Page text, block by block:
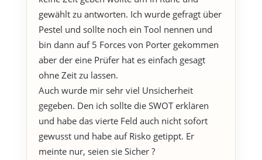
gewählt zu antworten. Ich wurde gefragt über
Pestel und sollte noch ein Tool nennen und
bin dann auf 5 Forces von Porter gekommen
aber der eine Prüfer hat es einfach gesagt
ohne Zeit zu lassen.
Auch wurde mir sehr viel Unsicherheit
gegeben. Den ich sollte die SWOT erklären
und habe das vierte Feld auch nicht sofort
gewusst und habe auf Risko getippt. Er
meinte nur, seien sie Sicher ?